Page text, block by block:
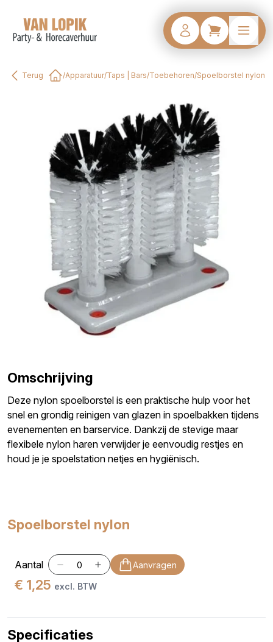
Terug
/Apparatuur/Taps | Bars/Toebehoren/Spoelborstel nylon
Omschrijving
Deze nylon spoelborstel is een praktische hulp voor het
snel en grondig reinigen van glazen in spoelbakken tijdens
evenementen en barservice. Dankzij de stevige maar
flexibele nylon haren verwijder je eenvoudig restjes en
houd je je spoelstation netjes en hygiënisch.
Spoelborstel nylon
Aantal Aanvragen
€ 1,25 excl. BTW
Specificaties